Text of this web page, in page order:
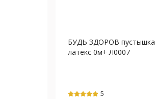
БУДЬ ЗДОРОВ пустышка
латекс 0м+ Л0007
5